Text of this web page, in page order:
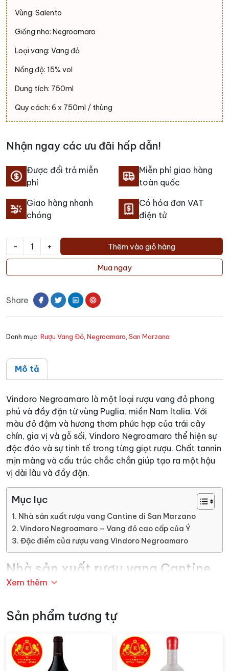
Vùng: Salento
Giống nho: Negroamaro
Loại vang: Vang đỏ
Nồng độ: 15% vol
Dung tích: 750ml
Quy cách: 6 x 750ml / thùng
Nhận ngay các ưu đãi hấp dẫn!
Được đổi trả miễn
phí
Miễn phí giao hàng
toàn quốc
Giao hàng nhanh
chóng
Có hóa đơn VAT
điện tử
-
Rượu
Vindoro
số
+ Thêm vào giỏ hàng
Mua ngay
Share
Danh mục: Rượu Vang Đỏ, Negroamaro, San Marzano
Mô tả
Vindoro Negroamaro là một loại rượu vang đỏ phong
phú và đầy đặn từ vùng Puglia, miền Nam Italia. Với
màu đỏ đậm và hương thơm phức hợp của trái cây
chín, gia vị và gỗ sồi, Vindoro Negroamaro thể hiện sự
độc đáo và sự tinh tế trong từng giọt rượu. Chất tannin
mịn màng và cấu trúc chắc chắn giúp tạo ra một hậu
vị dài lâu và đầy đặn.
Mục lục
Nhà sản xuất rượu vang Cantine di San Marzano
Vindoro Negroamaro – Vang đỏ cao cấp của Ý
Đặc điểm của rượu vang Vindoro Negroamaro
Nhà sản xuất rượu vang Cantine
di San Marzano
San Marzano là nhà sản xuất rượu hàng đầu tại Puglia,
nằm ở gót chân của nước Ý. Là một nhà sản xuất rất
Negroamaro. Nhà sản xuất luôn tôn trọng truyền thống
lâu đời của Puglia. Và kết hợp với các phương pháp
Xem thêm
Sản phẩm tương tự